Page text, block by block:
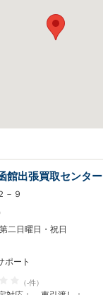
館出張買取センター
－９
二日曜日・祝日
ポート
（-件）